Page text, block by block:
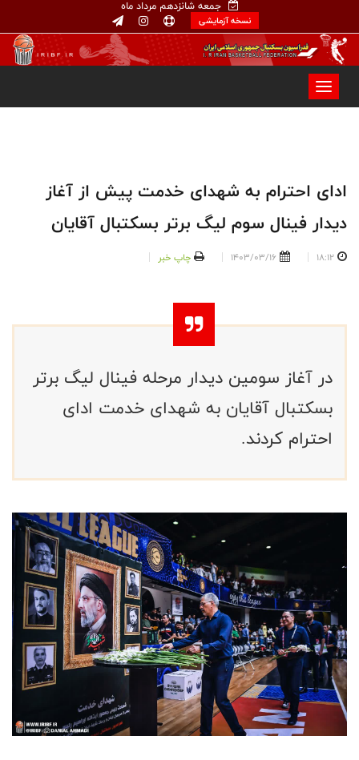
جمعه شانزدهم مرداد ماه
نسخه آزمایشی
ادای احترام به شهدای خدمت پیش از آغاز
دیدار فینال سوم لیگ برتر بسکتبال آقایان
18:12
1403/03/16 چاپ خبر
در آغاز سومین دیدار مرحله فینال لیگ برتر
بسکتبال آقایان به شهدای خدمت ادای
احترام کردند.